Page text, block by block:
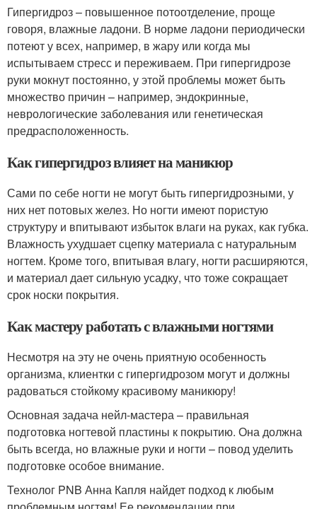
Гипергидроз – повышенное потоотделение, проще
говоря, влажные ладони. В норме ладони периодически
потеют у всех, например, в жару или когда мы
испытываем стресс и переживаем. При гипергидрозе
руки мокнут постоянно, у этой проблемы может быть
множество причин – например, эндокринные,
неврологические заболевания или генетическая
предрасположенность.
Как гипергидроз влияет на маникюр
Сами по себе ногти не могут быть гипергидрозными, у
них нет потовых желез. Но ногти имеют пористую
структуру и впитывают избыток влаги на руках, как губка.
Влажность ухудшает сцепку материала с натуральным
ногтем. Кроме того, впитывая влагу, ногти расширяются,
и материал дает сильную усадку, что тоже сокращает
срок носки покрытия.
Как мастеру работать с влажными ногтями
Несмотря на эту не очень приятную особенность
организма, клиентки с гипергидрозом могут и должны
радоваться стойкому красивому маникюру!
Основная задача нейл-мастера – правильная
подготовка ногтевой пластины к покрытию. Она должна
быть всегда, но влажные руки и ногти – повод уделить
подготовке особое внимание.
Технолог PNB Анна Капля найдет подход к любым